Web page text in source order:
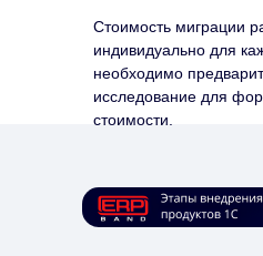
Стоимость миграции
индивидуально для
необходимо
исследование для
стоимости.